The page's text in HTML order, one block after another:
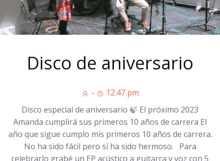
Disco de aniversario
-
12:47 pm
Disco especial de aniversario 🍃 El próximo 2023
Amanda cumplirá sus primeros 10 años de carrera El
año que sigue cumplo mis primeros 10 años de carrera.
No ha sido fácil pero sí ha sido hermoso. Para
celebrarlo grabé un EP acústico a guitarra y voz con 5